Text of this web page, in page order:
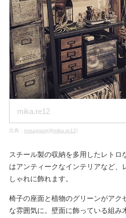
mika.re12
出典： instagram(@mika.re12)
スチール製の収納を多用したレトロ
はアンティークなインテリアなど、
しゃれに飾れます。
椅子の座面と植物のグリーンがアク
な雰囲気に。壁面に飾っている組み